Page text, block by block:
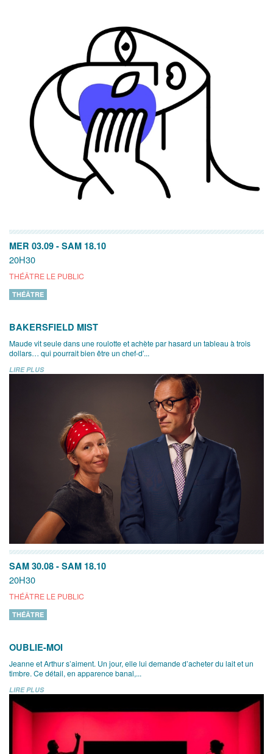
MER 03.09 - SAM 18.10
20H30
THÉÂTRE LE PUBLIC
THÉÂTRE
BAKERSFIELD MIST
Maude vit seule dans une roulotte et achète par hasard un tableau à trois
dollars… qui pourrait bien être un chef-d’...
LIRE PLUS
SAM 30.08 - SAM 18.10
20H30
THÉÂTRE LE PUBLIC
THÉÂTRE
OUBLIE-MOI
Jeanne et Arthur s’aiment. Un jour, elle lui demande d’acheter du lait et un
timbre. Ce détail, en apparence banal,...
LIRE PLUS